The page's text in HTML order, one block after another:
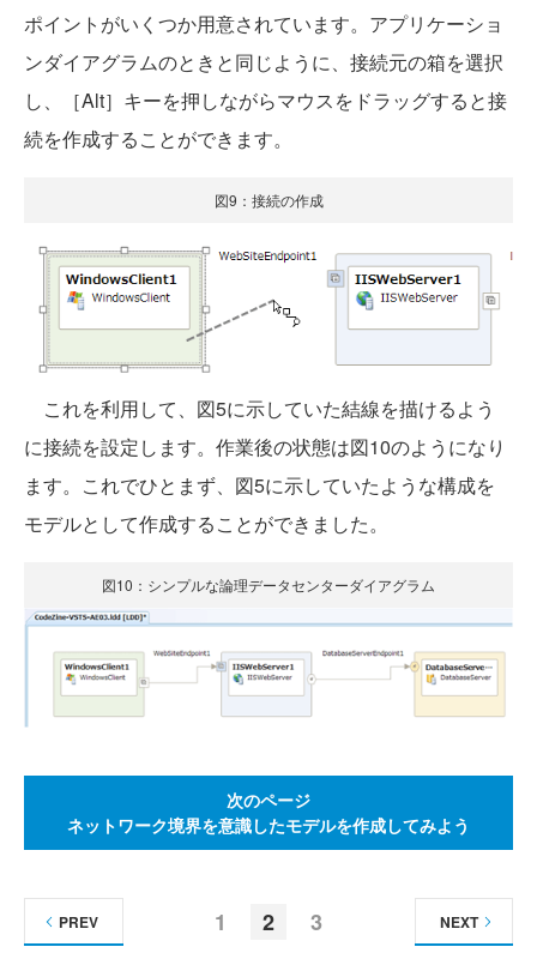
ポイントがいくつか用意されています。アプリケーショ
ンダイアグラムのときと同じように、接続元の箱を選択
し、［Alt］キーを押しながらマウスをドラッグすると接
続を作成することができます。
図9：接続の作成
これを利用して、図5に示していた結線を描けるよう
に接続を設定します。作業後の状態は図10のようになり
ます。これでひとまず、図5に示していたような構成を
モデルとして作成することができました。
図10：シンプルな論理データセンターダイアグラム
次のページ
ネットワーク境界を意識したモデルを作成してみよう
1 2 3
PREV NEXT